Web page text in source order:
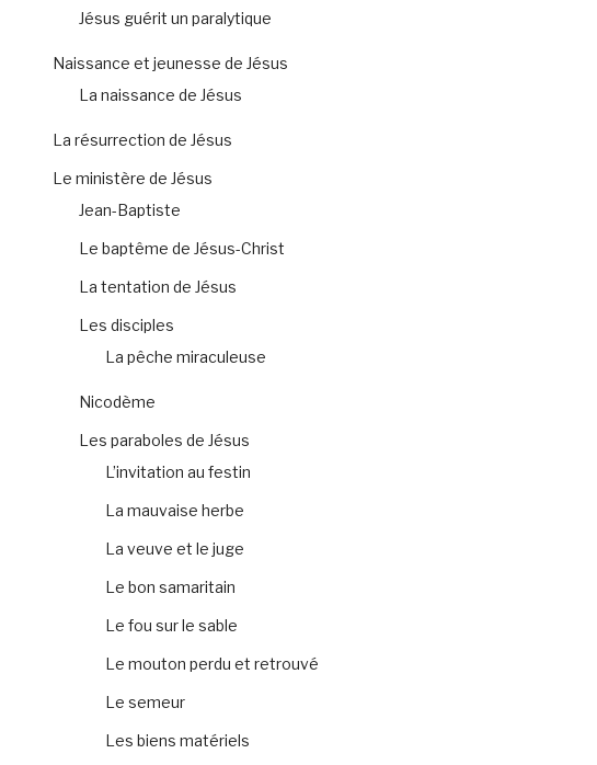
Jésus guérit un paralytique
Naissance et jeunesse de Jésus
La naissance de Jésus
La résurrection de Jésus
Le ministère de Jésus
Jean-Baptiste
Le baptême de Jésus-Christ
La tentation de Jésus
Les disciples
La pêche miraculeuse
Nicodème
Les paraboles de Jésus
L’invitation au festin
La mauvaise herbe
La veuve et le juge
Le bon samaritain
Le fou sur le sable
Le mouton perdu et retrouvé
Le semeur
Les biens matériels